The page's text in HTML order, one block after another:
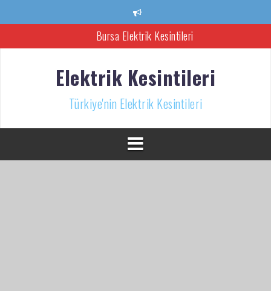
Bursa Elektrik Kesintileri
Türkiye’nin Elektrik Kesintileri Haber Kaynağı
İzmir Elektrik Kesintisi
Elektrik Kesintileri
Türkiye'nin Elektrik Kesintileri